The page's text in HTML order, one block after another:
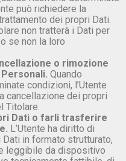
può richiedere la
dei propri Dati.
non tratterà i Dati per
se non la loro
o rimozione
Quando
condizioni, l’Utente
cancellazione dei propri
Titolare.
Dati o farli trasferire
L’Utente ha diritto di
in formato strutturato,
leggibile da dispositivo